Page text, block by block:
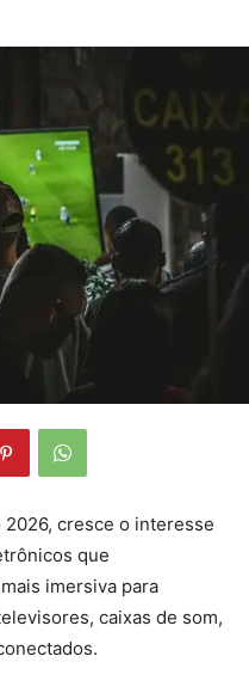
cresce o interesse
que
imersiva para
caixas de som,